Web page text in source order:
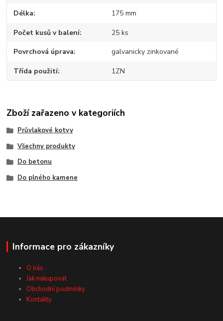
Délka 175 mm
Počet kusů v balení 25 ks
Povrchová úprava galvanicky zinkované
Třída použití 1ZN
Zboží zařazeno v kategoriích
Průvlakové kotvy
Všechny produkty
Do betonu
Do plného kamene
Informace pro zákazníky
O nás
Jak nakupovat
Obchodní podmínky
Kontakty